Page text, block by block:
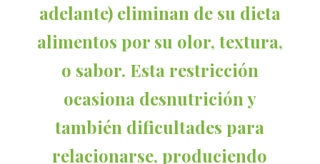
adelante) eliminan de su dieta
alimentos por su olor, textura,
o sabor. Esta restricción
ocasiona desnutrición y
también dificultades para
relacionarse, produciendo